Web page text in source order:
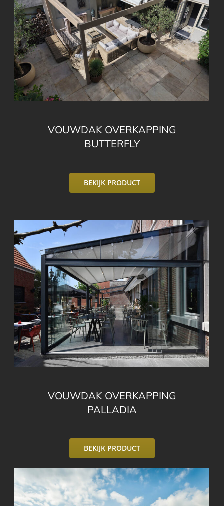
VOUWDAK OVERKAPPING
BUTTERFLY
BEKIJK PRODUCT
VOUWDAK OVERKAPPING
PALLADIA
BEKIJK PRODUCT